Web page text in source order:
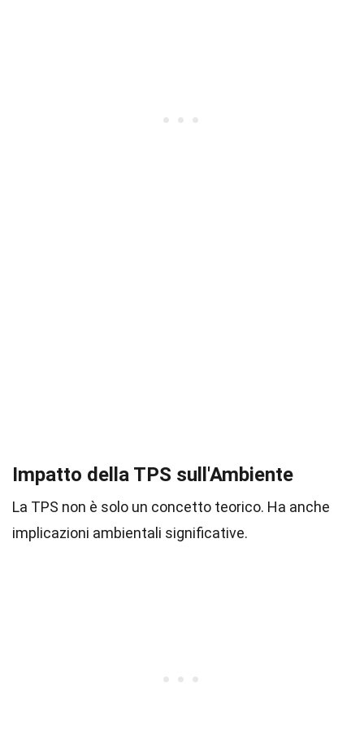
Impatto della TPS sull'Ambiente
La TPS non è solo un concetto teorico. Ha anche
implicazioni ambientali significative.